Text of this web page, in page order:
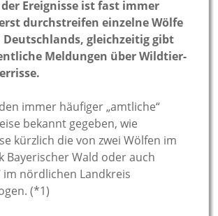
Ereignisse ist fast immer
durchstreifen einzelne Wölfe
Deutschlands, gleichzeitig gibt
Meldungen über Wildtier-
immer häufiger „amtliche“
bekannt gegeben, wie
kürzlich die von zwei Wölfen im
Bayerischer Wald oder auch
im nördlichen Landkreis
(*1)